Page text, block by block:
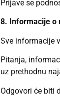
Prijave se
8. Informacije o
Sve informacije
Pitanja,
uz prethodnu
Odgovori će biti